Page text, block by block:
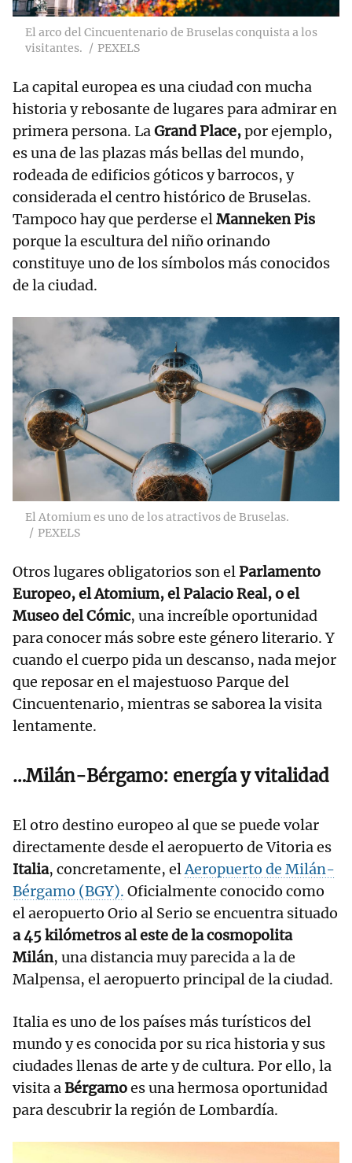
El arco del Cincuentenario de Bruselas conquista a los
visitantes.
PEXELS
La capital europea es una ciudad con mucha
historia y rebosante de lugares para admirar en
primera persona. LaGrand Place,por ejemplo,
es una de las plazas más bellas del mundo,
rodeada de edificios góticos y barrocos, y
considerada el centro histórico de Bruselas.
Tampoco hay que perderse elManneken Pis
porque la escultura del niño orinando
constituye uno de los símbolos más conocidos
de la ciudad.
El Atomium es uno de los atractivos de Bruselas.
PEXELS
Otros lugares obligatorios son elParlamento
Europeo, el Atomium, el Palacio Real, o el
Museo del Cómic, una increíble oportunidad
para conocer más sobre este género literario. Y
cuando el cuerpo pida un descanso, nada mejor
que reposar en el majestuoso Parque del
Cincuentenario, mientras se saborea la visita
lentamente.
…Milán-Bérgamo: energía y vitalidad
El otro destino europeo al que se puede volar
directamente desde el aeropuerto de Vitoria es
Italia, concretamente, elAeropuerto de Milán-
Bérgamo (BGY). Oficialmente conocido como
el aeropuerto Orio al Serio se encuentra situado
a 45 kilómetros al este de la cosmopolita
Milán, una distancia muy parecida a la de
Malpensa, el aeropuerto principal de la ciudad.
Italia es uno de los países más turísticos del
mundo y es conocida por su rica historia y sus
ciudades llenas de arte y de cultura. Por ello, la
visita aBérgamoes una hermosa oportunidad
para descubrir la región de Lombardía.